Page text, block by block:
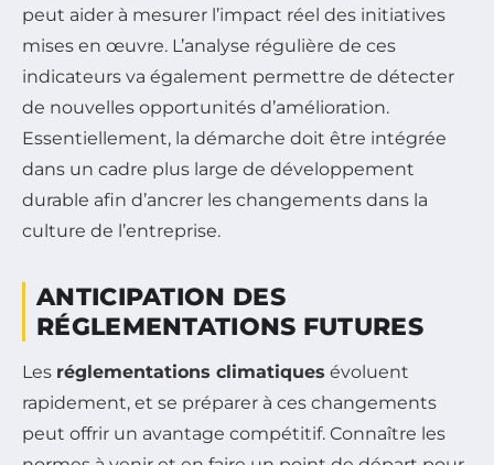
peut aider à mesurer l’impact réel des initiatives
mises en œuvre. L’analyse régulière de ces
indicateurs va également permettre de détecter
de nouvelles opportunités d’amélioration.
Essentiellement, la démarche doit être intégrée
dans un cadre plus large de développement
durable afin d’ancrer les changements dans la
culture de l’entreprise.
ANTICIPATION DES
RÉGLEMENTATIONS FUTURES
Les réglementations climatiques évoluent
rapidement, et se préparer à ces changements
peut offrir un avantage compétitif. Connaître les